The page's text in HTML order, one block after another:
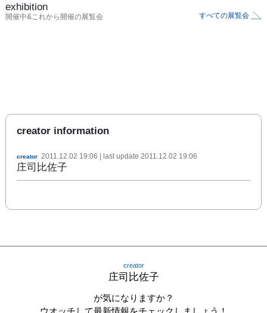
exhibition
開催中&これから開催の展覧会 すべての展覧会
creator information
creator 2011.12.02 19:06 | last update 2011.12.02 19:06
庄司比佐子
creator
庄司比佐子
が気になりますか？
ウオッチして最新情報をチェックしましょう！